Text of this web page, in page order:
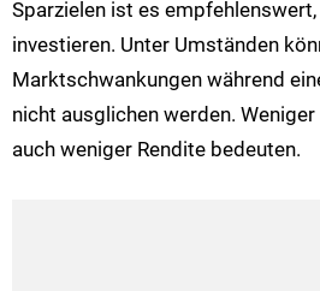
Sparzielen ist es
investieren. Unter Umständen
Marktschwankungen während
nicht ausglichen werden.
auch weniger Rendite bedeuten.